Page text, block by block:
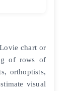
chart or
of rows of
orthoptists,
visual